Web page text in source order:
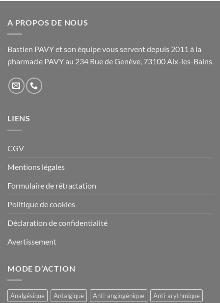
être
la
page
produit
A PROPOS DE NOUS
Bastien PAVY et son équipe vous servent depuis 2011 à la
pharmacie PAVY au 234 Rue de Genève, 73100 Aix-les-Bains
LIENS
CGV
Mentions légales
Formulaire de rétractation
Politique de cookies
Déclaration de confidentialité
Avertissement
MODE D’ACTION
Analgésique Antalgique Anti-angiogénique
Anti-arythmique